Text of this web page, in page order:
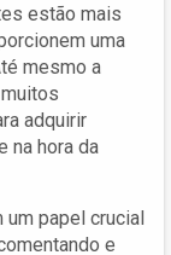
estão mais
uma
mesmo a
adquirir
na hora da
papel crucial
e